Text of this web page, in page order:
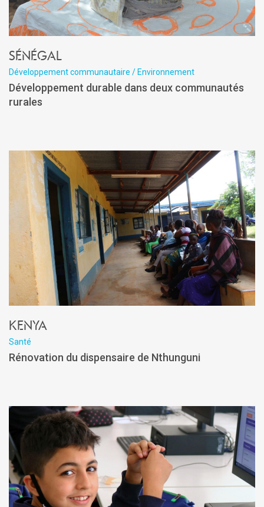
Sénégal
Développement communautaire / Environnement
Développement durable dans deux communautés
rurales
Kenya
Santé
Rénovation du dispensaire de Nthunguni